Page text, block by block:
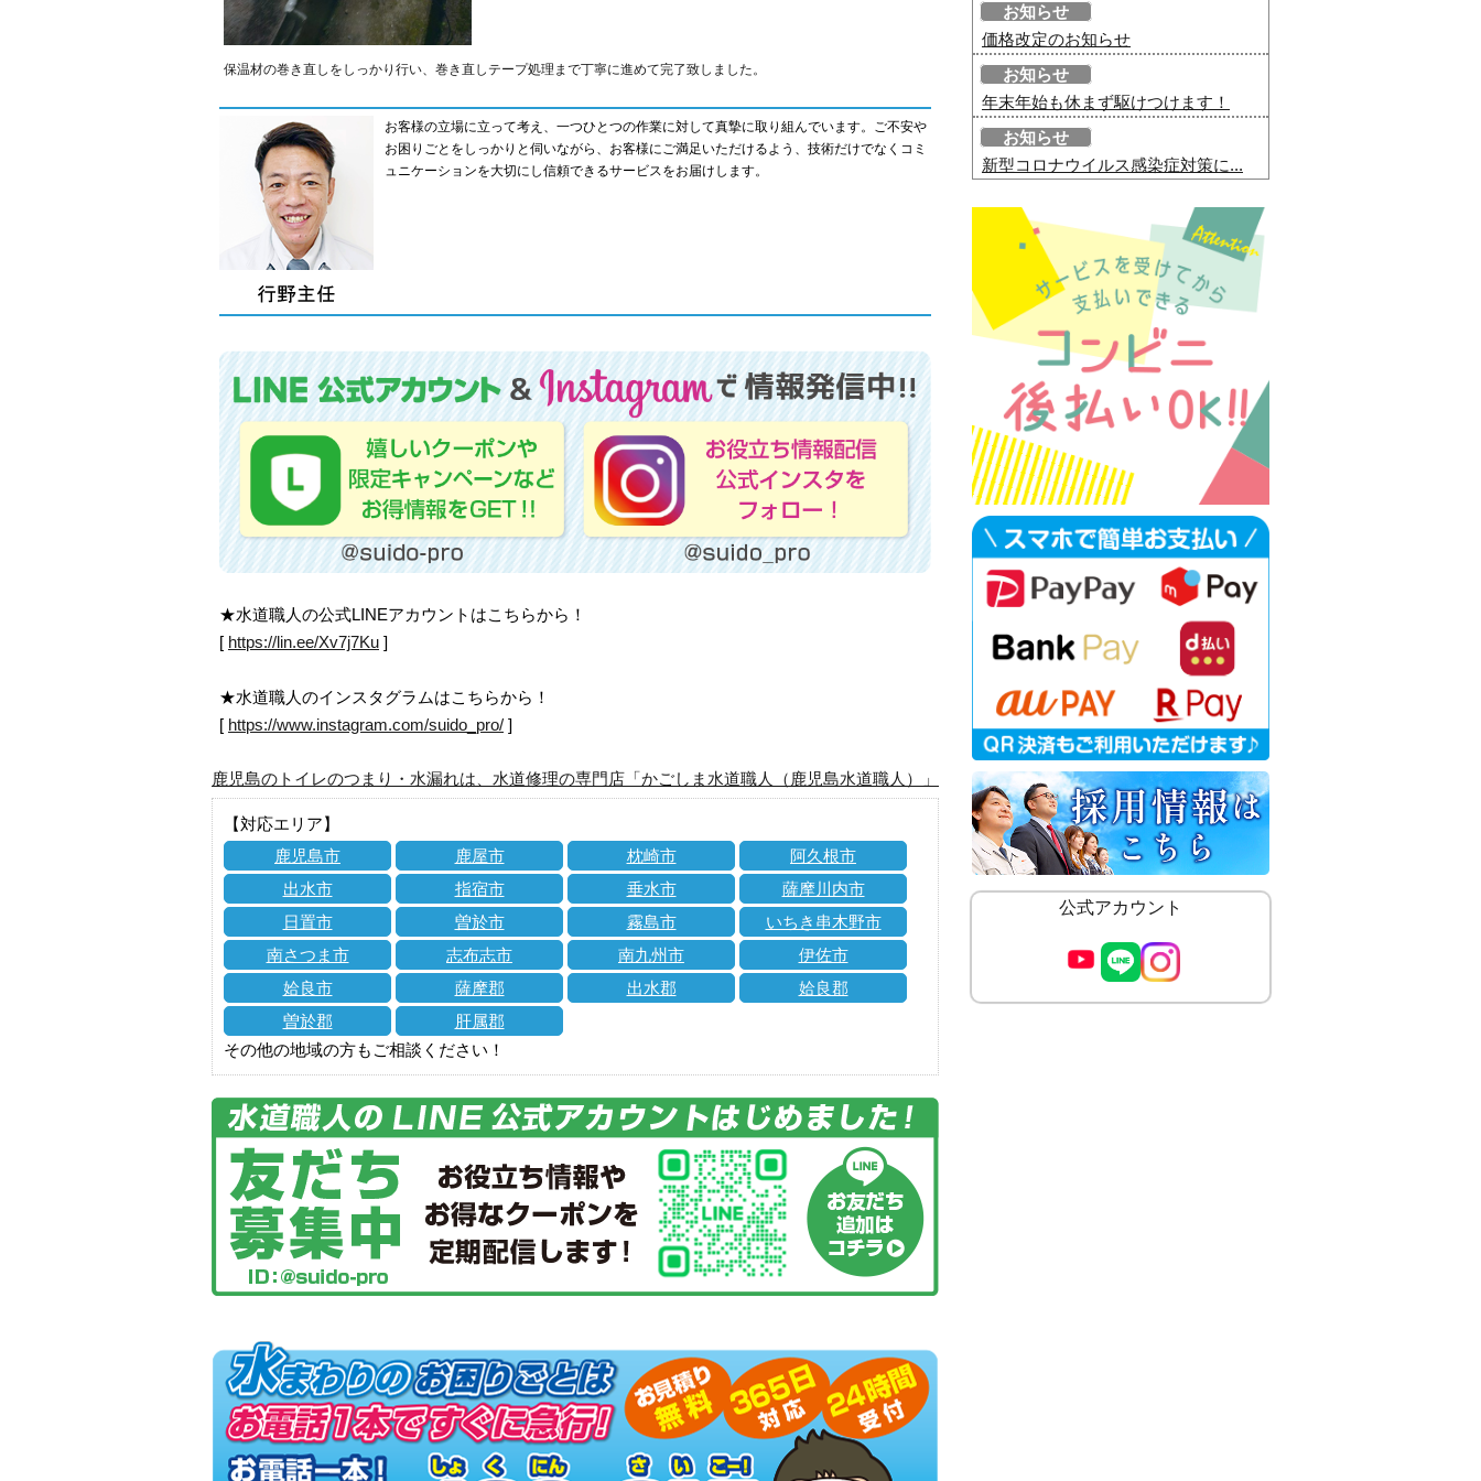
保温材の巻き直しをしっかり行い、巻き直しテープ処理まで丁寧に進めて完了致しました。
お客様の立場に立って考え、一つひとつの作業に対して真摯に取り組んでいます。ご不安や
お困りごとをしっかりと伺いながら、お客様にご満足いただけるよう、技術だけでなくコミ
ュニケーションを大切にし信頼できるサービスをお届けします。
★水道職人の公式LINEアカウントはこちらから！
[ https://lin.ee/Xv7j7Ku ]
★水道職人のインスタグラムはこちらから！
[ https://www.instagram.com/suido_pro/ ]
鹿児島のトイレのつまり・水漏れは、水道修理の専門店「かごしま水道職人（鹿児島水道職人）」
【対応エリア】
鹿児島市
鹿屋市 枕崎市
阿久根市
出水市
指宿市 垂水市
薩摩川内市
日置市
曽於市 霧島市
いちき串木野市
南さつま市
志布志市 南九州市
伊佐市
姶良市
薩摩郡 出水郡
姶良郡
曽於郡
肝属郡
その他の地域の方もご相談ください！
お知らせ
価格改定のお知らせ
お知らせ
年末年始も休まず駆けつけます！
お知らせ
新型コロナウイルス感染症対策に...
公式アカウント